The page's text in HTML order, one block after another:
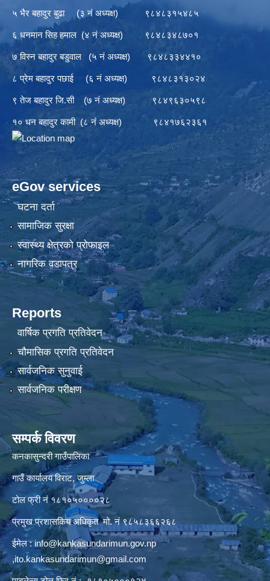
५ भैर बहादुर बुढा (३ नं अध्यक्ष) ९८४८३१५४८५
६ धनमान सिह हमाल (४ नं अध्यक्ष) ९८४८३४८७०१
७ विस्न बहादुर बडुवाल (५ नं अध्यक्ष) ९८४८३३४४१०
८ प्रेम बहादुर पछाई (६ नं अध्यक्ष) ९८४८३१३०२४
९ तेज बहादुर जि.सी (७ नं अध्यक्ष) ९८४९६३०५९८
१० धन बहादुर कामी (८ नं अध्यक्ष) ९८४१७६२३६१
eGov services
घटना दर्ता
सामाजिक सुरक्षा
स्वास्थ्य क्षेत्रको प्रोफाइल
नागरिक वडापत्र
Reports
वार्षिक प्रगति प्रतिवेदन
चौमासिक प्रगति प्रतिवेदन
सार्वजनिक सुनुवाई
सार्वजनिक परीक्षण
सम्पर्क विवरण
कनकासुन्दरी गाउँपालिका
गाउँ कार्यालय विराट, जुम्ला
टोल फ्री नं १८१०५००००२८
प्रमुख प्रशासकिय अधिकृत मो. नं ९८५८३६६२६८
ईमेल :info@kankasundarimun.gov.np
,ito.kankasundarimun@gmail.com